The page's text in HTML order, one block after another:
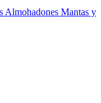
Almohadones Mantas y